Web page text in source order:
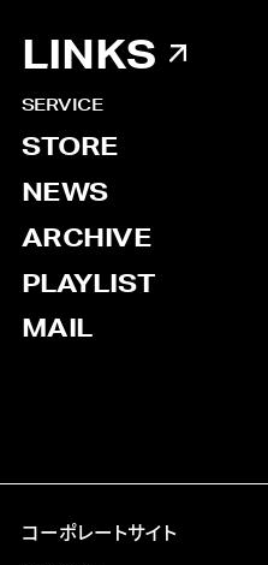
LINKS
SERVICE
STORE
NEWS
ARCHIVE
PLAYLIST
MAIL
コーポレートサイト